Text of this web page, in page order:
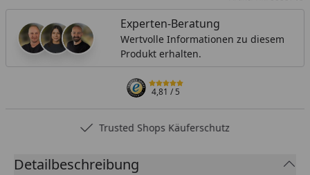
Experten-Beratung
Wertvolle Informationen zu diesem
Produkt erhalten.
4,81/ 5
Trusted Shops Käuferschutz
Detailbeschreibung